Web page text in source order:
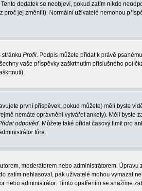
dodatek se neobjeví, pokud zatím nikdo
jej změnili). Normální uživatelé nemohou
stránku Profil. Podpis můžete přidat k právě
vaše příspěvky zaškrtnutím příslušného
první příspěvek, pokud můžete) měli byste
nemáte oprávnění vytvářet ankety). Měli byste
odpověď. Můžete také přidat časový limit pro
fóra.
moderátorem nebo administrátorem. Úpravu
zatím nehlasoval, pak uživatelé mohou vymazat
nebo administrátor. Tímto opatřením se snažíme